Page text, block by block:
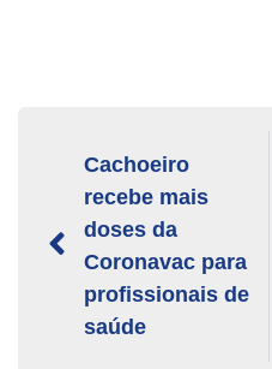
Cachoeiro
recebe mais
doses da
Coronavac para
profissionais de
saúde